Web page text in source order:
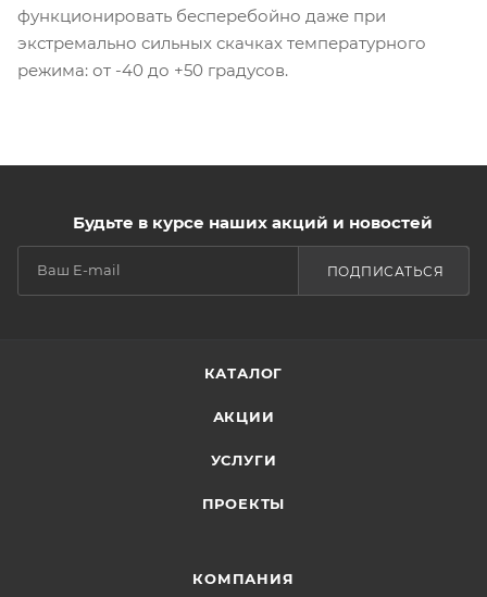
функционировать бесперебойно даже при
экстремально сильных скачках температурного
режима: от -40 до +50 градусов.
Будьте в курсе наших акций и новостей
ПОДПИСАТЬСЯ
КАТАЛОГ
АКЦИИ
УСЛУГИ
ПРОЕКТЫ
КОМПАНИЯ